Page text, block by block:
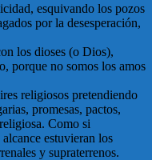
esquivando los pozos
por la desesperación,
los dioses (o Dios),
porque no somos los amos
religiosos pretendiendo
promesas, pactos,
Como si
estuvieran los
y supraterrenos.